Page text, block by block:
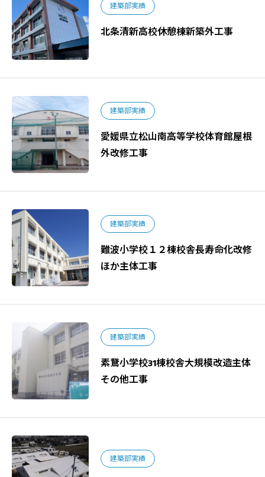
建築部実績
北条清新高校休憩棟新築外工事
建築部実績
愛媛県立松山南高等学校体育館屋根
外改修工事
建築部実績
難波小学校１２棟校舎長寿命化改修
ほか主体工事
建築部実績
素鵞小学校31棟校舎大規模改造主体
その他工事
建築部実績